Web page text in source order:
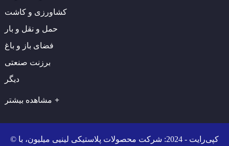
کشاورزی و کاشت
حمل و نقل و بار
فضای باز و باغ
برزنت صنعتی
دیگر
مشاهده بیشتر
© کپی‌رایت - 2024: شرکت محصولات پلاستیکی لینیی میلیون، با